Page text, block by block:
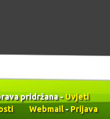
pridržana -Uvjeti
Webmail-Prijava